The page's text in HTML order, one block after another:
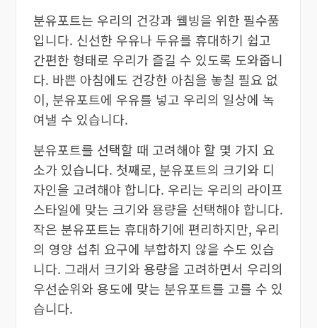
분유포트는 우리의 건강과 웰빙을 위한 필수품
입니다. 신선한 우유나 두유를 휴대하기 쉽고
간편한 형태로 우리가 즐길 수 있도록 도와줍니
다. 바쁜 아침에도 건강한 아침을 놓칠 필요 없
이, 분유포트에 우유를 넣고 우리의 일상에 녹
여낼 수 있습니다.
분유포트를 선택할 때 고려해야 할 몇 가지 요
소가 있습니다. 첫째로, 분유포트의 크기와 디
자인을 고려해야 합니다. 우리는 우리의 라이프
스타일에 맞는 크기와 용량을 선택해야 합니다.
작은 분유포트는 휴대하기에 편리하지만, 우리
의 영양 섭취 요구에 부합하지 않을 수도 있습
니다. 그래서 크기와 용량을 고려하면서 우리의
우선순위와 용도에 맞는 분유포트를 고를 수 있
습니다.